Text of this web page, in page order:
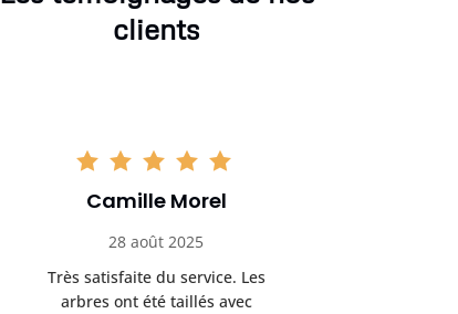
clients
Camille Morel
28 août 2025
Très satisfaite du service. Les
arbres ont été taillés avec